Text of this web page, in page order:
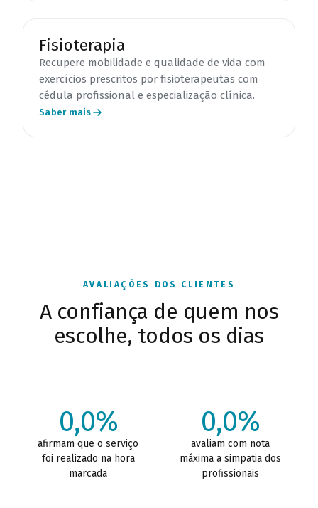
Fisioterapia
Recupere mobilidade e qualidade de vida com
exercícios prescritos por fisioterapeutas com
cédula profissional e especialização clínica.
Saber mais
AVALIAÇÕES DOS CLIENTES
A confiança de quem nos
escolhe, todos os dias
0,0%
afirmam que o serviço
foi realizado na hora
marcada
0,0%
avaliam com nota
máxima a simpatia dos
profissionais